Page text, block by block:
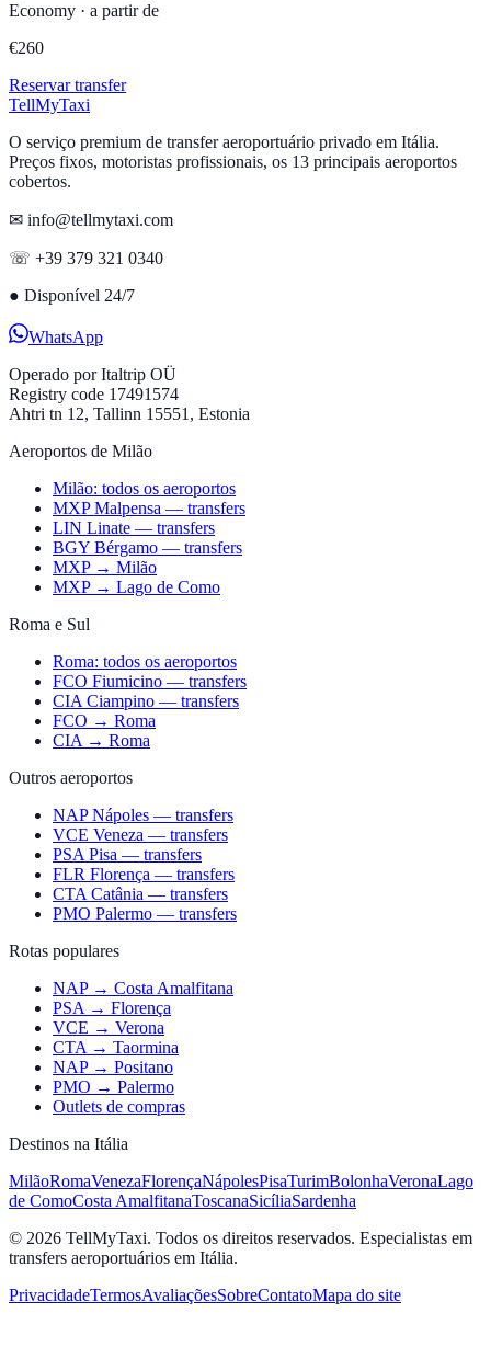
Economy · a partir de
€260
Reservar transfer
TellMyTaxi
O serviço premium de transfer aeroportuário privado em Itália.
Preços fixos, motoristas profissionais, os 13 principais aeroportos
cobertos.
✉ info@tellmytaxi.com
☏ +39 379 321 0340
● Disponível 24/7
WhatsApp
Operado porItaltrip OÜ
Registry code 17491574
Ahtri tn 12, Tallinn 15551, Estonia
Aeroportos de Milão
Milão: todos os aeroportos
MXP Malpensa — transfers
LIN Linate — transfers
BGY Bérgamo — transfers
MXP → Milão
MXP → Lago de Como
Roma e Sul
Roma: todos os aeroportos
FCO Fiumicino — transfers
CIA Ciampino — transfers
FCO → Roma
CIA → Roma
Outros aeroportos
NAP Nápoles — transfers
VCE Veneza — transfers
PSA Pisa — transfers
FLR Florença — transfers
CTA Catânia — transfers
PMO Palermo — transfers
Rotas populares
NAP → Costa Amalfitana
PSA → Florença
VCE → Verona
CTA → Taormina
NAP → Positano
PMO → Palermo
Outlets de compras
Destinos na Itália
MilãoRomaVenezaFlorençaNápolesPisaTurimBolonhaVeronaLago
de ComoCosta AmalfitanaToscanaSicíliaSardenha
© 2026 TellMyTaxi. Todos os direitos reservados. Especialistas em
transfers aeroportuários em Itália.
PrivacidadeTermosAvaliaçõesSobreContatoMapa do site